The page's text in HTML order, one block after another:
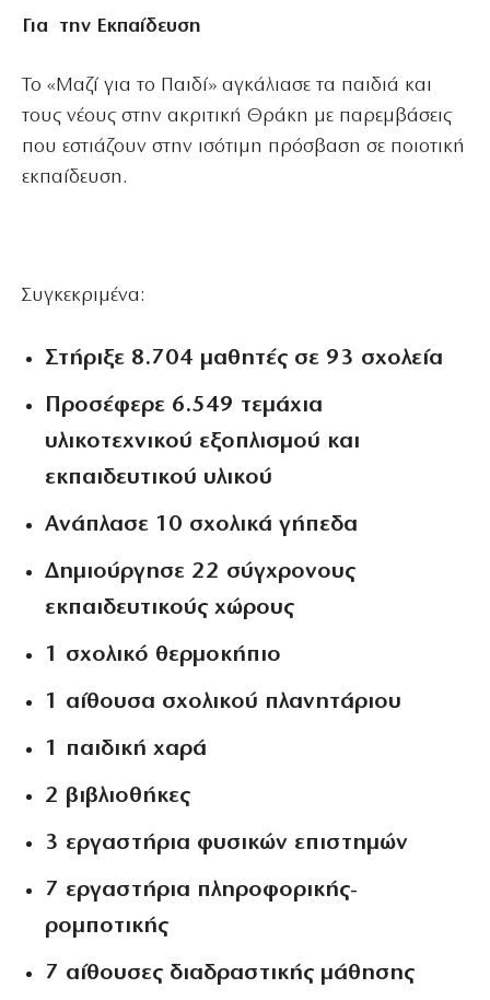
Για την Εκπαίδευση
Το «Μαζί για το Παιδί» αγκάλιασε τα παιδιά και
τους νέους στην ακριτική Θράκη με παρεμβάσεις
που εστιάζουν στην ισότιμη πρόσβαση σε ποιοτική
εκπαίδευση.
Συγκεκριμένα:
Στήριξε 8.704 μαθητέςσε 93 σχολεία
Προσέφερε 6.549 τεμάχια
υλικοτεχνικού εξοπλισμού και
εκπαιδευτικού υλικού
Ανάπλασε 10 σχολικά γήπεδα
Δημιούργησε 22 σύγχρονους
εκπαιδευτικούς χώρους
1 σχολικό θερμοκήπιο
1 αίθουσα σχολικού πλανητάριου
1 παιδική χαρά
2 βιβλιοθήκες
3 εργαστήρια φυσικών επιστημών
7 εργαστήρια πληροφορικής-
ρομποτικής
7 αίθουσες διαδραστικής μάθησης